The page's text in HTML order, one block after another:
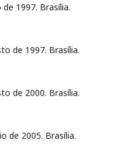
de 1997. Brasília.
de 1997. Brasília.
de 2000. Brasília.
de 2005. Brasília.